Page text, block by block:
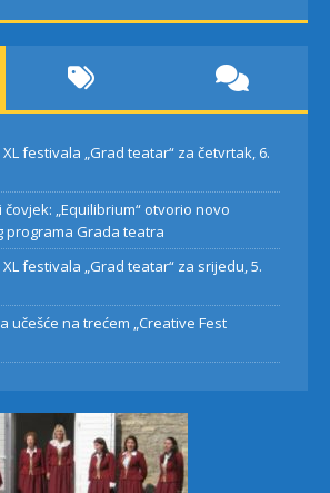
festivala „Grad teatar“ za četvrtak, 6.
„Equilibrium“ otvorio novo
programa Grada teatra
festivala „Grad teatar“ za srijedu, 5.
učešće na trećem „Creative Fest